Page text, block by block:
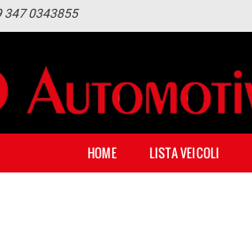
347 0343855
HOME LISTA VEICOLI